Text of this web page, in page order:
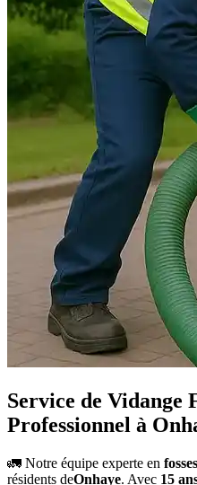
Service de Vidange
Professionnel à
🚛 Notre équipe experte en
résidents deOnhaye. Avec 15